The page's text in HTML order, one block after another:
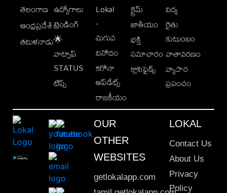
తెలంగాణ
ఆంధ్రప్రదేశ్
తమిళనాడు
ఉద్యోగాలు
ట్రెండింగ్
🌟
వాట్సాప్
STATUS
టిప్స్
Lokal
-
మగువ
వినోదం
కరోనా
అప్‌డేట్స్
రాజకీయం
క్రైమ్
జాతీయం
భక్తి
సమాచారం
క్లాసిఫైడ్స్
విద్య
రైతు
కుటుంబం
వాతావరణం
వ్యాపార
ప్రపంచం
OUR
OTHER
WEBSITES
getlokalapp.com
LOKAL
Contact Us
About Us
Privacy
Policy